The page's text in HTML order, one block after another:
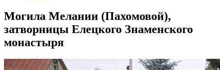
Могила Мелании (Пахомовой),
затворницы Елецкого Знаменского
монастыря